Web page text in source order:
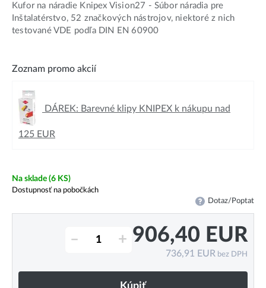
Kufor na náradie Knipex Vision27 - Súbor náradia pre
Inštalatérstvo, 52 značkových nástrojov, niektoré z nich
testované VDE podľa DIN EN 60900
Zoznam promo akcií
DÁREK: Barevné klipy KNIPEX k nákupu nad
125 EUR
Na sklade (6 KS)
Dostupnosť na pobočkách
Dotaz/Poptat
– + 906,40 EUR
736,91 EUR bez DPH